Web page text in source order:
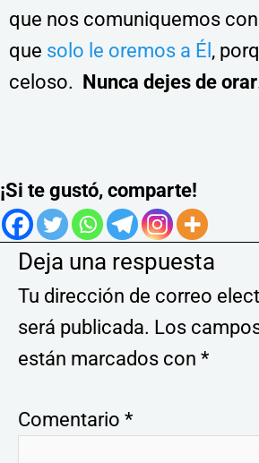
que nos comuniquemos
que solo le oremos a Él ,
celoso. Nunca dejes de orar
¡Si te gustó, comparte!
Deja una respuesta
Tu dirección de correo
será publicada. Los
están marcados con *
Comentario *